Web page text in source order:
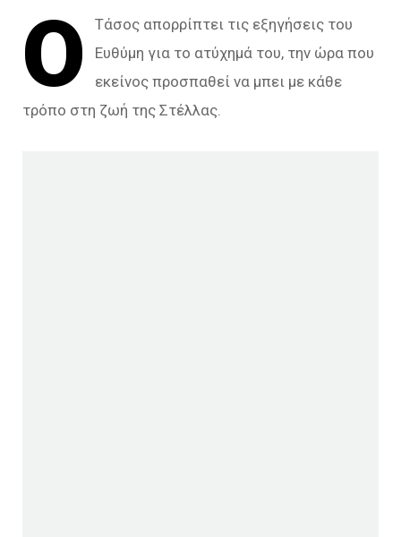
Ο
Τάσος απορρίπτει τις εξηγήσεις του
Ευθύμη για το ατύχημά του, την ώρα που
εκείνος προσπαθεί να μπει με κάθε
τρόπο στη ζωή της Στέλλας.